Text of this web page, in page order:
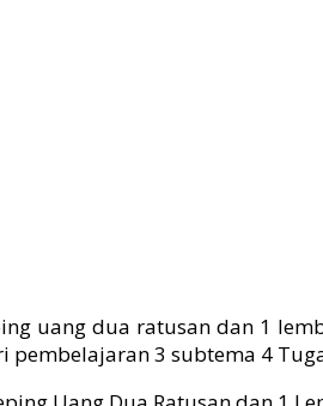
uang dua ratusan dan 1
pembelajaran 3 subtema 4